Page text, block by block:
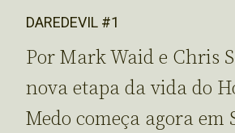
DAREDEVIL #1
Por Mark Waid e Chris
nova etapa da vida do
Medo começa agora em